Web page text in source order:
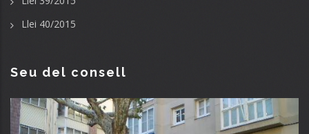
Llei 40/2015
Seu del consell